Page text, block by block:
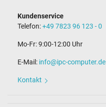
Kundenservice
Telefon:+49 7823 96 123 - 0
Mo-Fr: 9:00-12:00 Uhr
E-Mail: info@ipc-computer.de
Kontakt